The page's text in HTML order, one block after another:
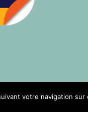
votre navigation